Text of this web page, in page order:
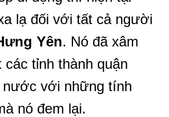
lạ đối với tất cả người
Yên. Nó đã xâm
các tỉnh thành quận
nước với những tính
nó đem lại.